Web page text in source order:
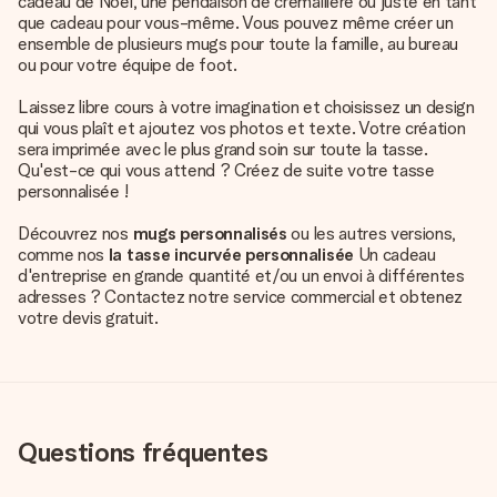
que cadeau pour vous-même. Vous pouvez même créer un
ensemble de plusieurs mugs pour toute la famille, au bureau
ou pour votre équipe de foot.
Laissez libre cours à votre imagination et choisissez un design
qui vous plaît et ajoutez vos photos et texte. Votre création
sera imprimée avec le plus grand soin sur toute la tasse.
Qu'est-ce qui vous attend ? Créez de suite votre tasse
personnalisée !
Découvrez nos mugs personnalisés ou les autres versions,
comme nos la tasse incurvée personnalisée Un cadeau
d'entreprise en grande quantité et/ou un envoi à différentes
adresses ? Contactez notre service commercial et obtenez
votre devis gratuit.
Questions fréquentes